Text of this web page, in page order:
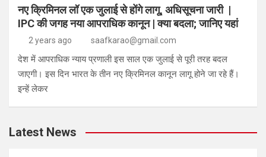
नए क्रिमिनल लॉ एक जुलाई से होंगे लागू, अधिसूचना जारी |
IPC की जगह नया आपराधिक कानून | क्या बदला; जानिए यहां
2 years ago saafkarao@gmail.com
देश में आपराधिक न्याय प्रणाली इस साल एक जुलाई से पूरी तरह बदल
जाएगी। इस दिन भारत के तीन नए क्रिमिनल कानून लागू होने जा रहे हैं।
इन्हें लेकर
Latest News